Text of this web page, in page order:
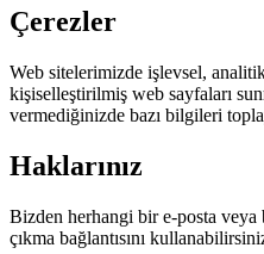
Çerezler
Web sitelerimizde işlevsel,
kişiselleştirilmiş web sayfaları
vermediğinizde bazı bilgileri
Haklarınız
Bizden herhangi bir e-posta
çıkma bağlantısını